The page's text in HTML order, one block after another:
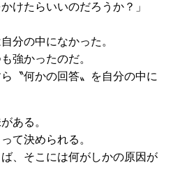
けたらいいのだろうか？」
分の中になかった。
強かったのだ。
〝何かの回答〟を自分の中に
ある。
て決められる。
、そこには何がしかの原因が